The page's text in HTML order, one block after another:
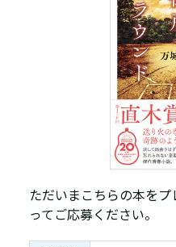
ただいまこちらの本を
ってご応募ください。